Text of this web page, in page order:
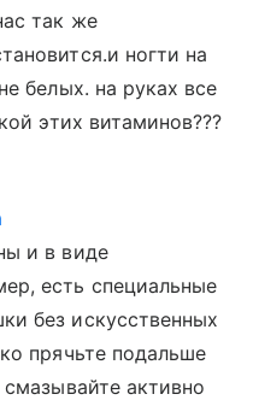
так же
ногти на
белых. на руках все
этих витаминов???
и в виде
есть специальные
без искусственных
прячьте подальше
активно